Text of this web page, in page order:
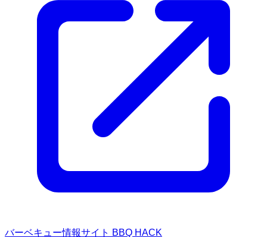
バーベキュー情報サイト BBQ HACK